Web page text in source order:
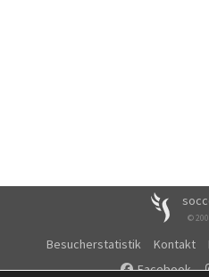
©
Besucherstatistik Kontakt
Facebook